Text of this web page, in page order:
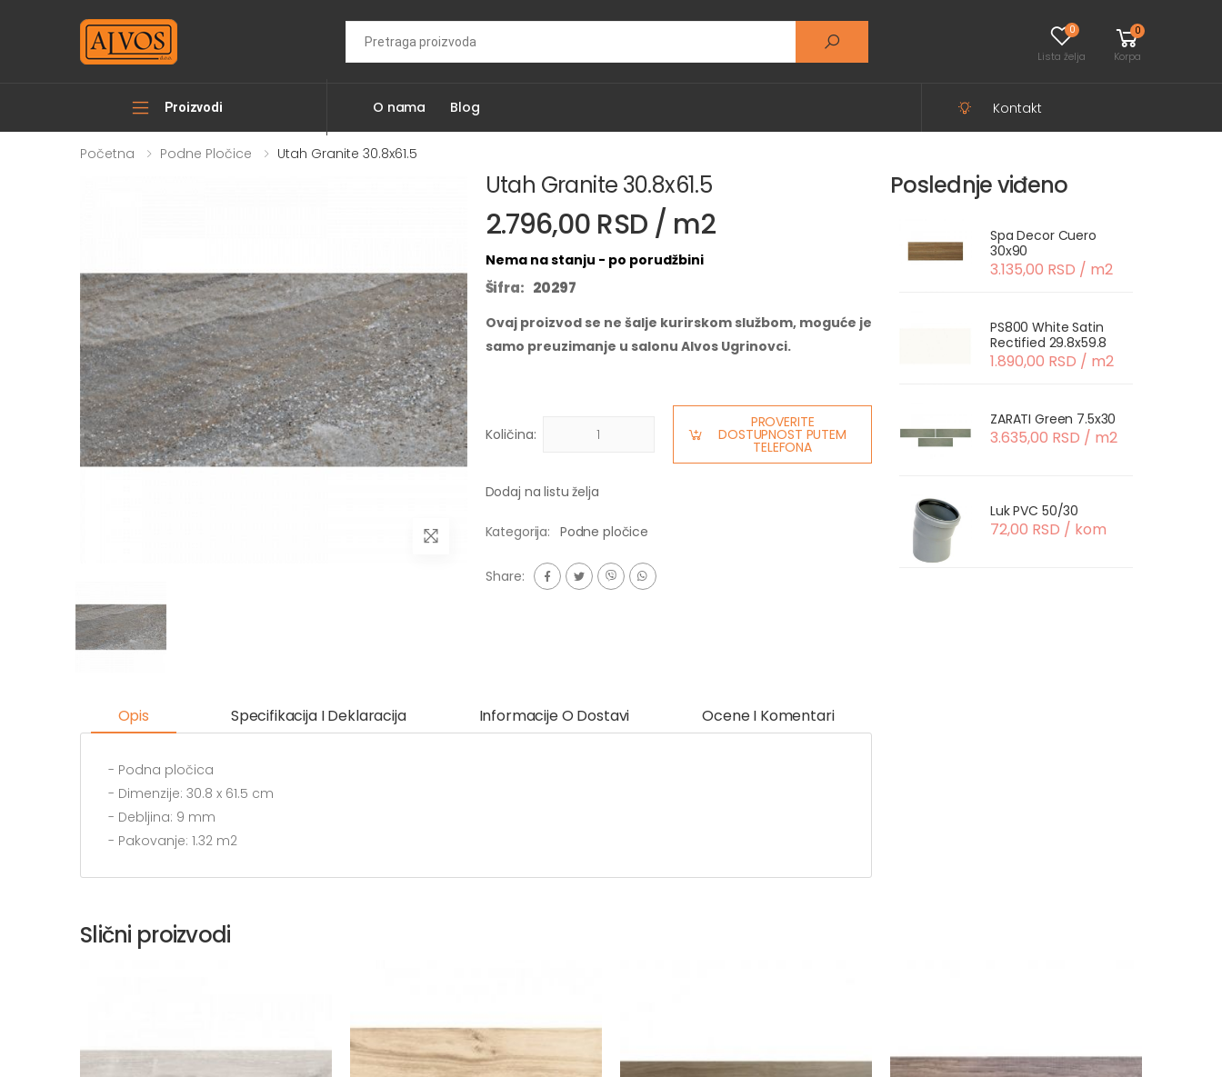
0
Lista želja
0
Korpa
Proizvodi O nama Blog Kontakt
Početna Podne Pločice Utah Granite 30.8x61.5
Utah Granite 30.8x61.5
2.796,00 RSD / m2
Nema na stanju - po porudžbini
Šifra: 20297
Ovaj proizvod se ne šalje kurirskom službom, moguće je
samo preuzimanje u salonu Alvos Ugrinovci.
Količina:
PROVERITE
DOSTUPNOST PUTEM
TELEFONA
Dodaj na listu želja
Kategorija: Podne pločice
Share:
Opis Specifikacija I Deklaracija Informacije O Dostavi Ocene I Komentari
- Podna pločica
- Dimenzije: 30.8 x 61.5 cm
- Debljina: 9 mm
- Pakovanje: 1.32 m2
Poslednje viđeno
Spa Decor Cuero
30x90
3.135,00 RSD / m2
PS800 White Satin
Rectified 29.8x59.8
1.890,00 RSD / m2
ZARATI Green 7.5x30
3.635,00 RSD / m2
Luk PVC 50/30
72,00 RSD / kom
Slični proizvodi